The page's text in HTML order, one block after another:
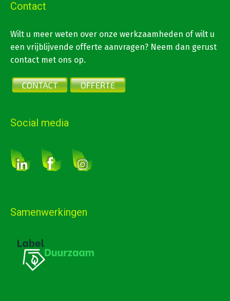
Contact
Wilt u meer weten over onze werkzaamheden of wilt u
een vrijblijvende offerte aanvragen? Neem dan gerust
contact met ons op.
Social media
Samenwerkingen